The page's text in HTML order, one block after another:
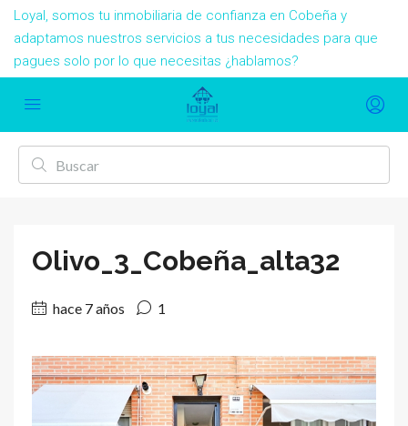
Loyal, somos tu inmobiliaria de confianza en Cobeña y
adaptamos nuestros servicios a tus necesidades para que
pagues solo por lo que necesitas ¿hablamos?
Olivo_3_Cobeña_alta32
hace 7 años 1